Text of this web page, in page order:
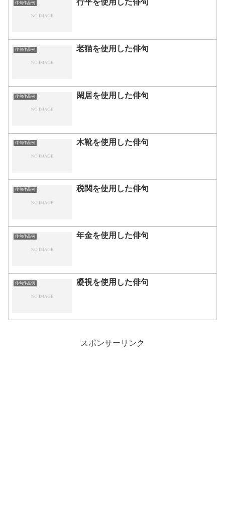
俳句作品例
俳句作品例 老猫を使用した俳句
俳句作品例 閑居を使用した俳句
俳句作品例 木靴を使用した俳句
俳句作品例 税関を使用した俳句
俳句作品例 年金を使用した俳句
俳句作品例 凝視を使用した俳句
スポンサーリンク